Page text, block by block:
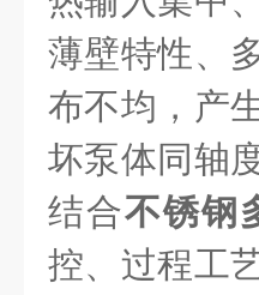
薄壁特性、
布不均，产
坏泵体同轴
结合不锈钢
控、过程工